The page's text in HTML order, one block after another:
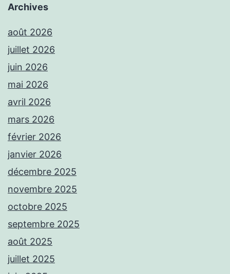
Archives
août 2026
juillet 2026
juin 2026
mai 2026
avril 2026
mars 2026
février 2026
janvier 2026
décembre 2025
novembre 2025
octobre 2025
septembre 2025
août 2025
juillet 2025